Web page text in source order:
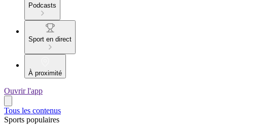
Podcasts
Sport en direct
À proximité
Ouvrir l'app
Tous les contenus
Sports populaires